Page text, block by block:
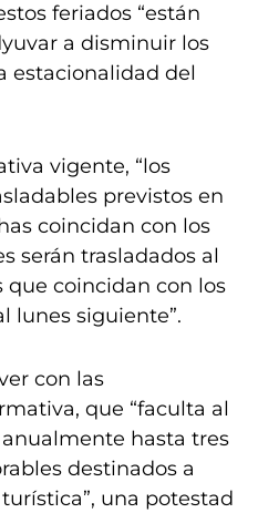
feriados “están
a disminuir los
estacionalidad del
vigente, “los
previstos en
coincidan con los
serán trasladados al
que coincidan con los
lunes siguiente”.
con las
que “faculta al
hasta tres
destinados a
una potestad